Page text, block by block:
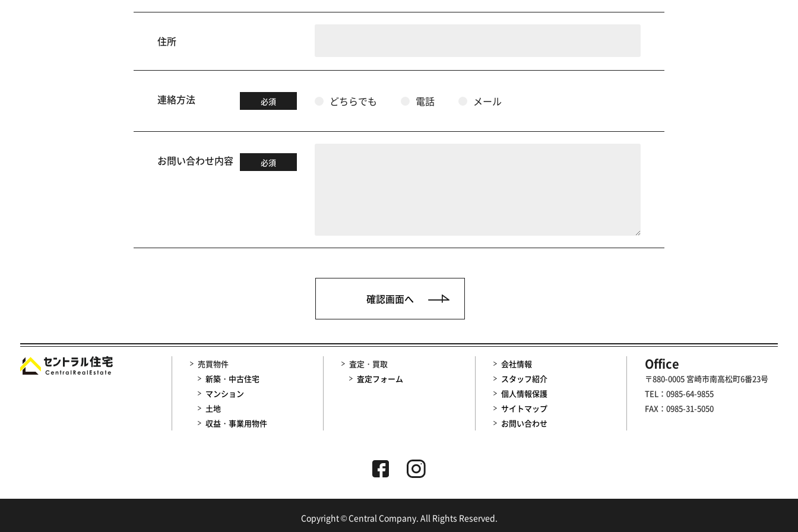
住所
連絡方法 必須 どちらでも 電話 メール
お問い合わせ内容 必須
売買物件
新築・中古住宅
マンション
土地
収益・事業用物件
査定・買取
査定フォーム
会社情報
スタッフ紹介
個人情報保護
サイトマップ
お問い合わせ
Office
〒880-0005 宮崎市南高松町6番23号
TEL：0985-64-9855
FAX：0985-31-5050
Copyright © Central Company. All Rights Reserved.